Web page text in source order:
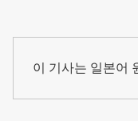
이 기사는 일본어